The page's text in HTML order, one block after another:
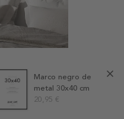
Marco negro de
metal 30x40 cm
20,95 €